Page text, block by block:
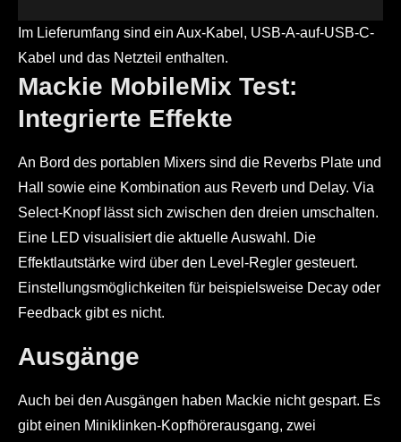
Im Lieferumfang sind ein Aux-Kabel, USB-A-auf-USB-C-
Kabel und das Netzteil enthalten.
Mackie MobileMix Test:
Integrierte Effekte
An Bord des portablen Mixers sind die Reverbs Plate und
Hall sowie eine Kombination aus Reverb und Delay. Via
Select-Knopf lässt sich zwischen den dreien umschalten.
Eine LED visualisiert die aktuelle Auswahl. Die
Effektlautstärke wird über den Level-Regler gesteuert.
Einstellungsmöglichkeiten für beispielsweise Decay oder
Feedback gibt es nicht.
Ausgänge
Auch bei den Ausgängen haben Mackie nicht gespart. Es
gibt einen Miniklinken-Kopfhörerausgang, zwei